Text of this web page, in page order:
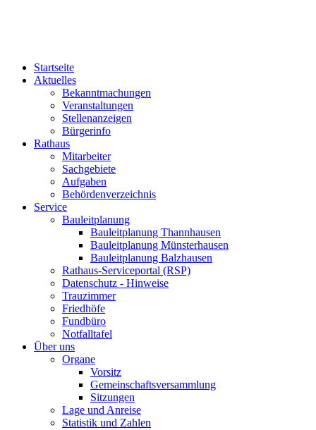
Startseite
Aktuelles
Bekanntmachungen
Veranstaltungen
Stellenanzeigen
Bürgerinfo
Rathaus
Mitarbeiter
Sachgebiete
Aufgaben
Behördenverzeichnis
Service
Bauleitplanung
Bauleitplanung Thannhausen
Bauleitplanung Münsterhausen
Bauleitplanung Balzhausen
Rathaus-Serviceportal (RSP)
Datenschutz - Hinweise
Trauzimmer
Friedhöfe
Fundbüro
Notfalltafel
Über uns
Organe
Vorsitz
Gemeinschaftsversammlung
Sitzungen
Lage und Anreise
Statistik und Zahlen